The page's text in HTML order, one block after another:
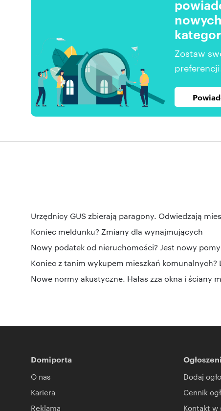
Zostaw
Urzędnicy GUS zbierają paragony. Odwiedzają
Koniec meldunku? Zmiany dla wynajmujących
Nowy podatek od nieruchomości? Jest nowy
Koniec z tanim wykupem mieszkań komunalnych?
Nowe normy akustyczne. Hałas zza okna i ściany
Domiporta
O nas
Kariera
Reklama
Dodaj
Cennik
Kontakt